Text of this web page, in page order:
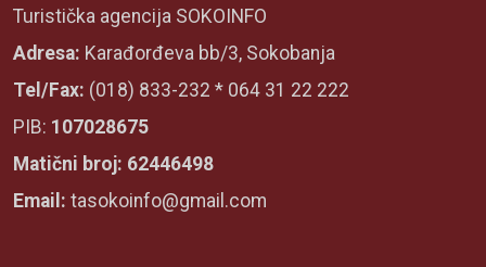
Turistička agencija SOKOINFO
Adresa: Karađorđeva bb/3, Sokobanja
Tel/Fax: (018) 833-232 * 064 31 22 222
PIB: 107028675
Matični broj: 62446498
Email: tasokoinfo@gmail.com